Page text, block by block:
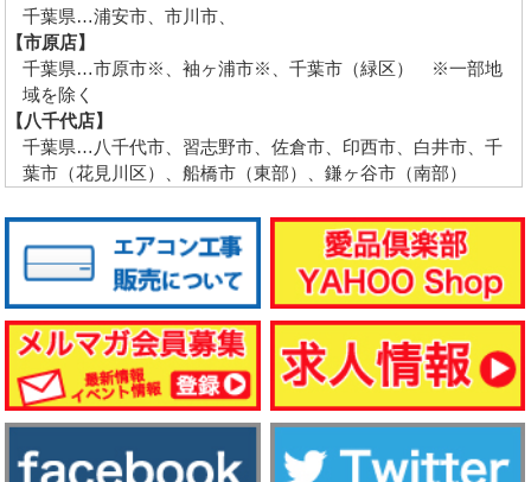
千葉県…浦安市、市川市、
【市原店】
千葉県…市原市※、袖ヶ浦市※、千葉市（緑区） ※一部地
域を除く
【八千代店】
千葉県…八千代市、習志野市、佐倉市、印西市、白井市、千
葉市（花見川区）、船橋市（東部）、鎌ヶ谷市（南部）